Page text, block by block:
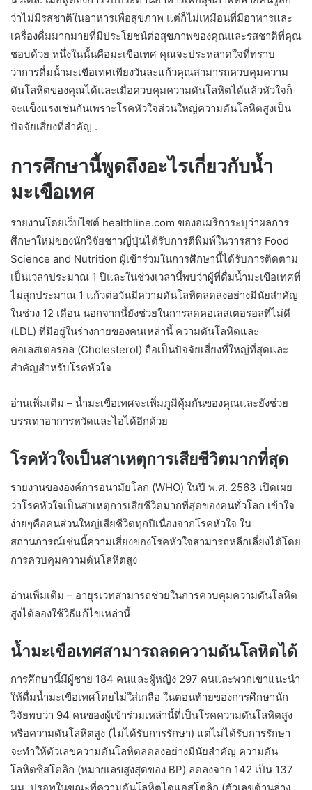
ว่าไม่มีรสชาติในอาหารเพื่อสุขภาพ แต่ก็ไม่เหมือนที่มีอาหารและ
เครื่องดื่มมากมายที่มีประโยชน์ต่อสุขภาพของคุณและรสชาติที่คุณ
ชอบด้วย หนึ่งในนั้นคือมะเขือเทศ คุณจะประหลาดใจที่ทราบ
ว่าการดื่มน้ำมะเขือเทศเพียงวันละแก้วคุณสามารถควบคุมความ
ดันโลหิตของคุณได้และเมื่อควบคุมความดันโลหิตได้แล้วหัวใจก็
จะแข็งแรงเช่นกันเพราะโรคหัวใจส่วนใหญ่ความดันโลหิตสูงเป็น
ปัจจัยเสี่ยงที่สำคัญ .
การศึกษานี้พูดถึงอะไรเกี่ยวกับน้ำ
มะเขือเทศ
รายงานโดยเว็บไซต์ healthline.com ของอเมริการะบุว่าผลการ
ศึกษาใหม่ของนักวิจัยชาวญี่ปุ่นได้รับการตีพิมพ์ในวารสาร Food
Science and Nutrition ผู้เข้าร่วมในการศึกษานี้ได้รับการติดตาม
เป็นเวลาประมาณ 1 ปีและในช่วงเวลานี้พบว่าผู้ที่ดื่มน้ำมะเขือเทศที่
ไม่สุกประมาณ 1 แก้วต่อวันมีความดันโลหิตลดลงอย่างมีนัยสำคัญ
ในช่วง 12 เดือน นอกจากนี้ยังช่วยในการลดคอเลสเตอรอลที่ไม่ดี
(LDL) ที่มีอยู่ในร่างกายของคนเหล่านี้ ความดันโลหิตและ
คอเลสเตอรอล (Cholesterol) ถือเป็นปัจจัยเสี่ยงที่ใหญ่ที่สุดและ
สำคัญสำหรับโรคหัวใจ
อ่านเพิ่มเติม – น้ำมะเขือเทศจะเพิ่มภูมิคุ้มกันของคุณและยังช่วย
บรรเทาอาการหวัดและไอได้อีกด้วย
โรคหัวใจเป็นสาเหตุการเสียชีวิตมากที่สุด
รายงานขององค์การอนามัยโลก (WHO) ในปี พ.ศ. 2563 เปิดเผย
ว่าโรคหัวใจเป็นสาเหตุการเสียชีวิตมากที่สุดของคนทั่วโลก เข้าใจ
ง่ายๆคือคนส่วนใหญ่เสียชีวิตทุกปีเนื่องจากโรคหัวใจ ใน
สถานการณ์เช่นนี้ความเสี่ยงของโรคหัวใจสามารถหลีกเลี่ยงได้โดย
การควบคุมความดันโลหิตสูง
อ่านเพิ่มเติม – อายุรเวทสามารถช่วยในการควบคุมความดันโลหิต
สูงได้ลองใช้วิธีแก้ไขเหล่านี้
น้ำมะเขือเทศสามารถลดความดันโลหิตได้
การศึกษานี้มีผู้ชาย 184 คนและผู้หญิง 297 คนและพวกเขาแนะนำ
ให้ดื่มน้ำมะเขือเทศโดยไม่ใส่เกลือ ในตอนท้ายของการศึกษานัก
วิจัยพบว่า 94 คนของผู้เข้าร่วมเหล่านี้ที่เป็นโรคความดันโลหิตสูง
หรือความดันโลหิตสูง (ไม่ได้รับการรักษา) แต่ไม่ได้รับการรักษา
จะทำให้ตัวเลขความดันโลหิตลดลงอย่างมีนัยสำคัญ ความดัน
โลหิตซิสโตลิก (หมายเลขสูงสุดของ BP) ลดลงจาก 142 เป็น 137